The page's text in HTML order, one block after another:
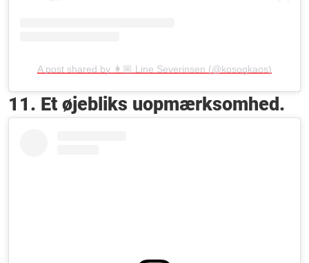
A post shared by 👩🏼 Line Severinsen (@kosogkaos)
11. Et øjebliks uopmærksomhed.